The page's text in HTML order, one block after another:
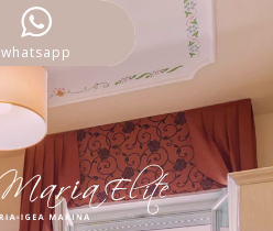
whatsapp